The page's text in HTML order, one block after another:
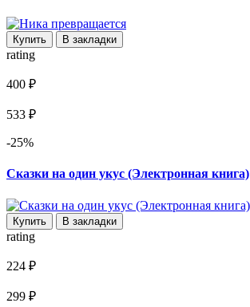
Купить В закладки
rating
400 ₽
533 ₽
-25%
Сказки на один укус (Электронная книга)
Купить В закладки
rating
224 ₽
299 ₽